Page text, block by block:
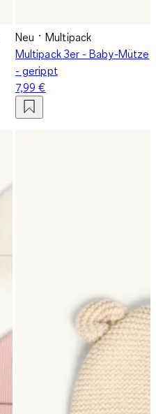
Neu
Multipack
Multipack 3er - Baby-Mütze
- gerippt
7,99 €